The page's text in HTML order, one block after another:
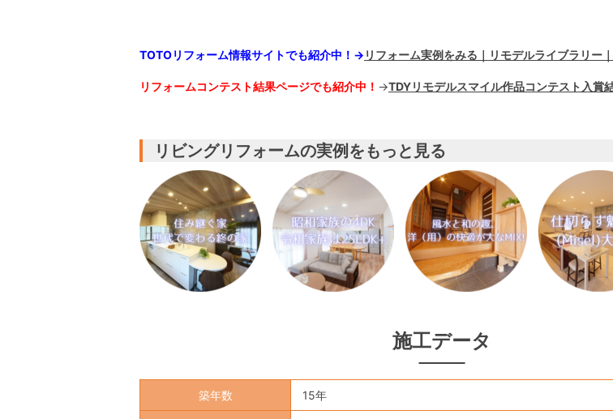
TOTOリフォーム情報サイトでも紹介中！→ リフォーム実例をみる｜リモデルライブラリー
リフォームコンテスト結果ページでも紹介中！ →TDYリモデルスマイル作品コンテスト入賞
リビングリフォームの実例をもっと見る
施工データ
築年数 15年